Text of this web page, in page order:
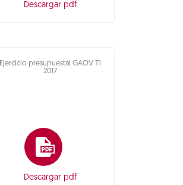
Descargar pdf
Ejercicio presupuestal GAOV T1
2017
Descargar pdf